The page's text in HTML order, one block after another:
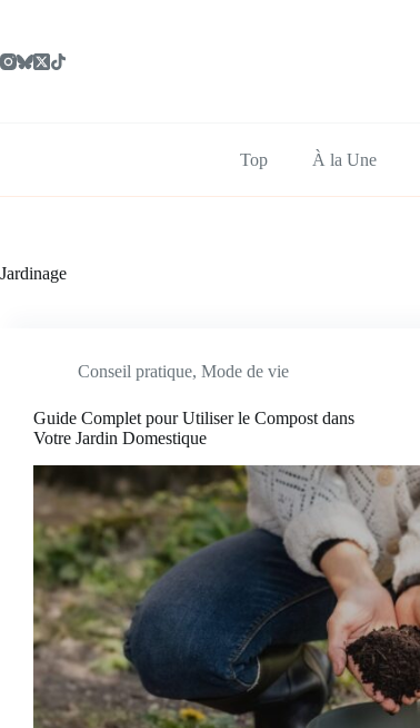
Top À la Une
Jardinage
Conseil pratique, Mode de vie
Guide Complet pour Utiliser le Compost dans
Votre Jardin Domestique